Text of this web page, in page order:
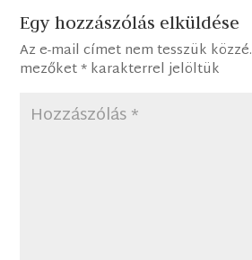
Egy hozzászólás elküldése
Az e-mail címet nem tesszük közzé.
mezőket*karakterrel jelöltük